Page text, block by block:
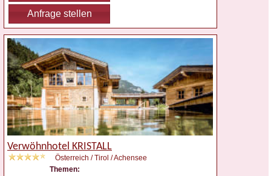
Anfrage stellen
Verwöhnhotel KRISTALL
Österreich / Tirol / Achensee
Themen: